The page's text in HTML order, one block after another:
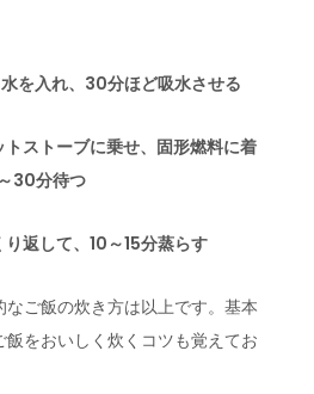
を入れ、30分ほど吸水させる
ストーブに乗せ、固形燃料に着
30分待つ
返して、10～15分蒸らす
ご飯の炊き方は以上です。基本
をおいしく炊くコツも覚えてお